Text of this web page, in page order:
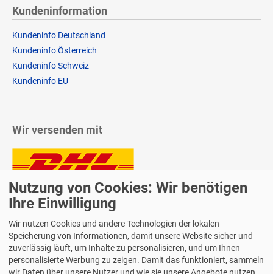
Kundeninformation
Kundeninfo Deutschland
Kundeninfo Österreich
Kundeninfo Schweiz
Kundeninfo EU
Wir versenden mit
Lieferung auch an Packstationen und Postfilialen
Samstagszustellung
Nutzung von Cookies: Wir benötigen
Ihre Einwilligung
Wir nutzen Cookies und andere Technologien der lokalen
Speicherung von Informationen, damit unsere Website sicher und
zuverlässig läuft, um Inhalte zu personalisieren, und um Ihnen
personalisierte Werbung zu zeigen. Damit das funktioniert, sammeln